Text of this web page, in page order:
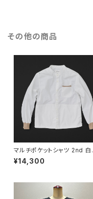
その他の商品
マルチポケットシャツ 2nd 白
羊+P
¥14,300